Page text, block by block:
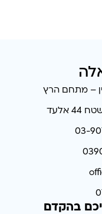
אלעד
בהקדם